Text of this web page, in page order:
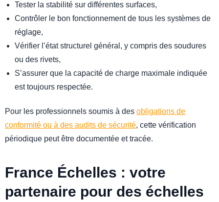
Tester la stabilité sur différentes surfaces,
Contrôler le bon fonctionnement de tous les systèmes de
réglage,
Vérifier l’état structurel général, y compris des soudures
ou des rivets,
S’assurer que la capacité de charge maximale indiquée
est toujours respectée.
Pour les professionnels soumis à des obligations de
conformité ou à des audits de sécurité, cette vérification
périodique peut être documentée et tracée.
France Échelles : votre
partenaire pour des échelles